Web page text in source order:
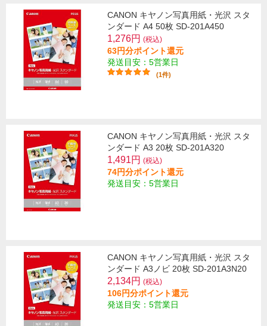
CANON キヤノン写真用紙・光沢 スタ
ンダード A4 50枚 SD-201A450
1,276円 (税込)
63円分ポイント還元
発送目安：5営業日
(1件)
CANON キヤノン写真用紙・光沢 スタ
ンダード A3 20枚 SD-201A320
1,491円 (税込)
74円分ポイント還元
発送目安：5営業日
CANON キヤノン写真用紙・光沢 スタ
ンダード A3ノビ 20枚 SD-201A3N20
2,134円 (税込)
106円分ポイント還元
発送目安：5営業日